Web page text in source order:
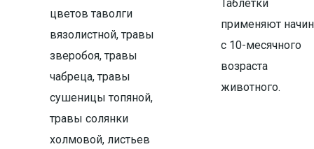
цветов таволги
вязолистной, травы
зверобоя, травы
чабреца, травы
сушеницы топяной,
травы солянки
холмовой, листьев
Таблетки
применяют
с 10-месячного
возраста
животного.